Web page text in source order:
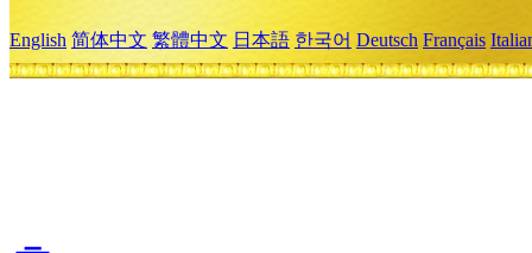
English 简体中文 繁體中文 日本語 한국어 Deutsch Français